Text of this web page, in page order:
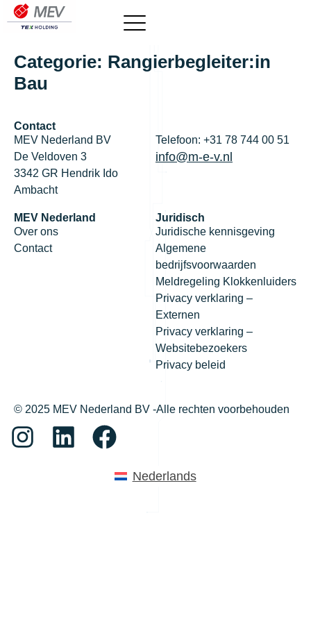
Categorie: Rangierbegleiter:in
Bau
Contact
MEV Nederland BV
De Veldoven 3
3342 GR Hendrik Ido
Ambacht
Telefoon: +31 78 744 00 51
info@m-e-v.nl
MEV Nederland
Over ons
Contact
Juridisch
Juridische kennisgeving
Algemene
bedrijfsvoorwaarden
Meldregeling Klokkenluiders
Privacy verklaring –
Externen
Privacy verklaring –
Websitebezoekers
Privacy beleid
© 2025 MEV Nederland BV -Alle rechten voorbehouden
Nederlands